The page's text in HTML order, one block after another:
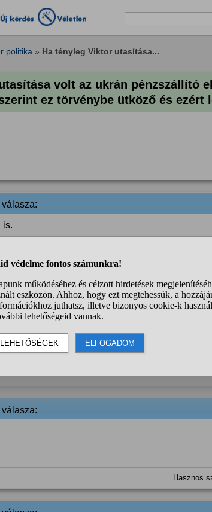
politika » Ha tényleg Viktor utasítása...
volt az ukrán pénzszállító
ez törvénybe ütköző és ezért
válasza:
is.
válasza:
utasította bűncselekmény
ezért szerintem a terrorcselekmény is
Hasznos
válasza:
Hasznos